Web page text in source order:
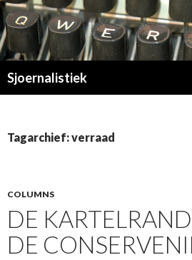
Sjoernalistiek
Tagarchief: verraad
COLUMNS
DE
DE